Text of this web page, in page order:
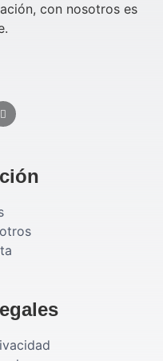
con nosotros es